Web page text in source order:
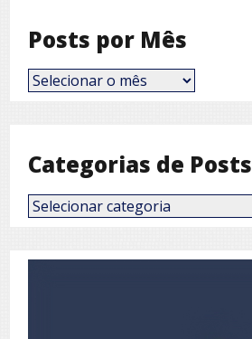
Posts por Mês
Posts
por
Categorias de Posts
Categorias
de